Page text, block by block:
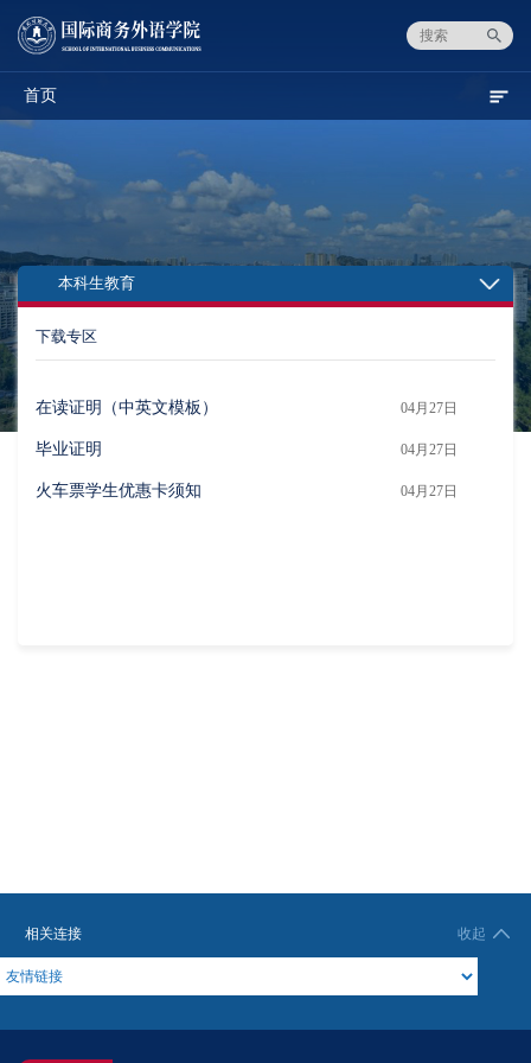
首页
本科生教育
下载专区
04月27日
在读证明（中英文模板）
04月27日
毕业证明
04月27日
火车票学生优惠卡须知
相关连接 收起